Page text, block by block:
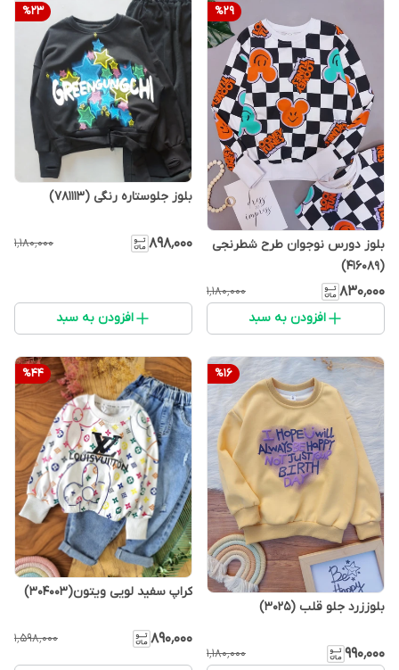
%29
بلوز دورس نوجوان طرح شطرنجی
(416089)
۸۳۰٬۰۰۰ ۱٬۱۸۰٬۰۰۰
افزودن به سبد
%23
بلوز جلوستاره رنگی (781113)
۸۹۸٬۰۰۰ ۱٬۱۸۰٬۰۰۰
افزودن به سبد
%16
بلوززرد جلو قلب (3025)
۹۹۰٬۰۰۰ ۱٬۱۸۰٬۰۰۰
%44
کراپ سفید لویی ویتون(304003)
۸۹۰٬۰۰۰ ۱٬۵۹۸٬۰۰۰